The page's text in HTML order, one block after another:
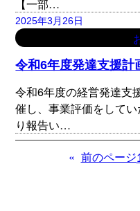
【一部…
2025年3月26日
令和6年度発達支援計
令和6年度の経営発達支
催し、事業評価をして
り報告い…
« 前のページ